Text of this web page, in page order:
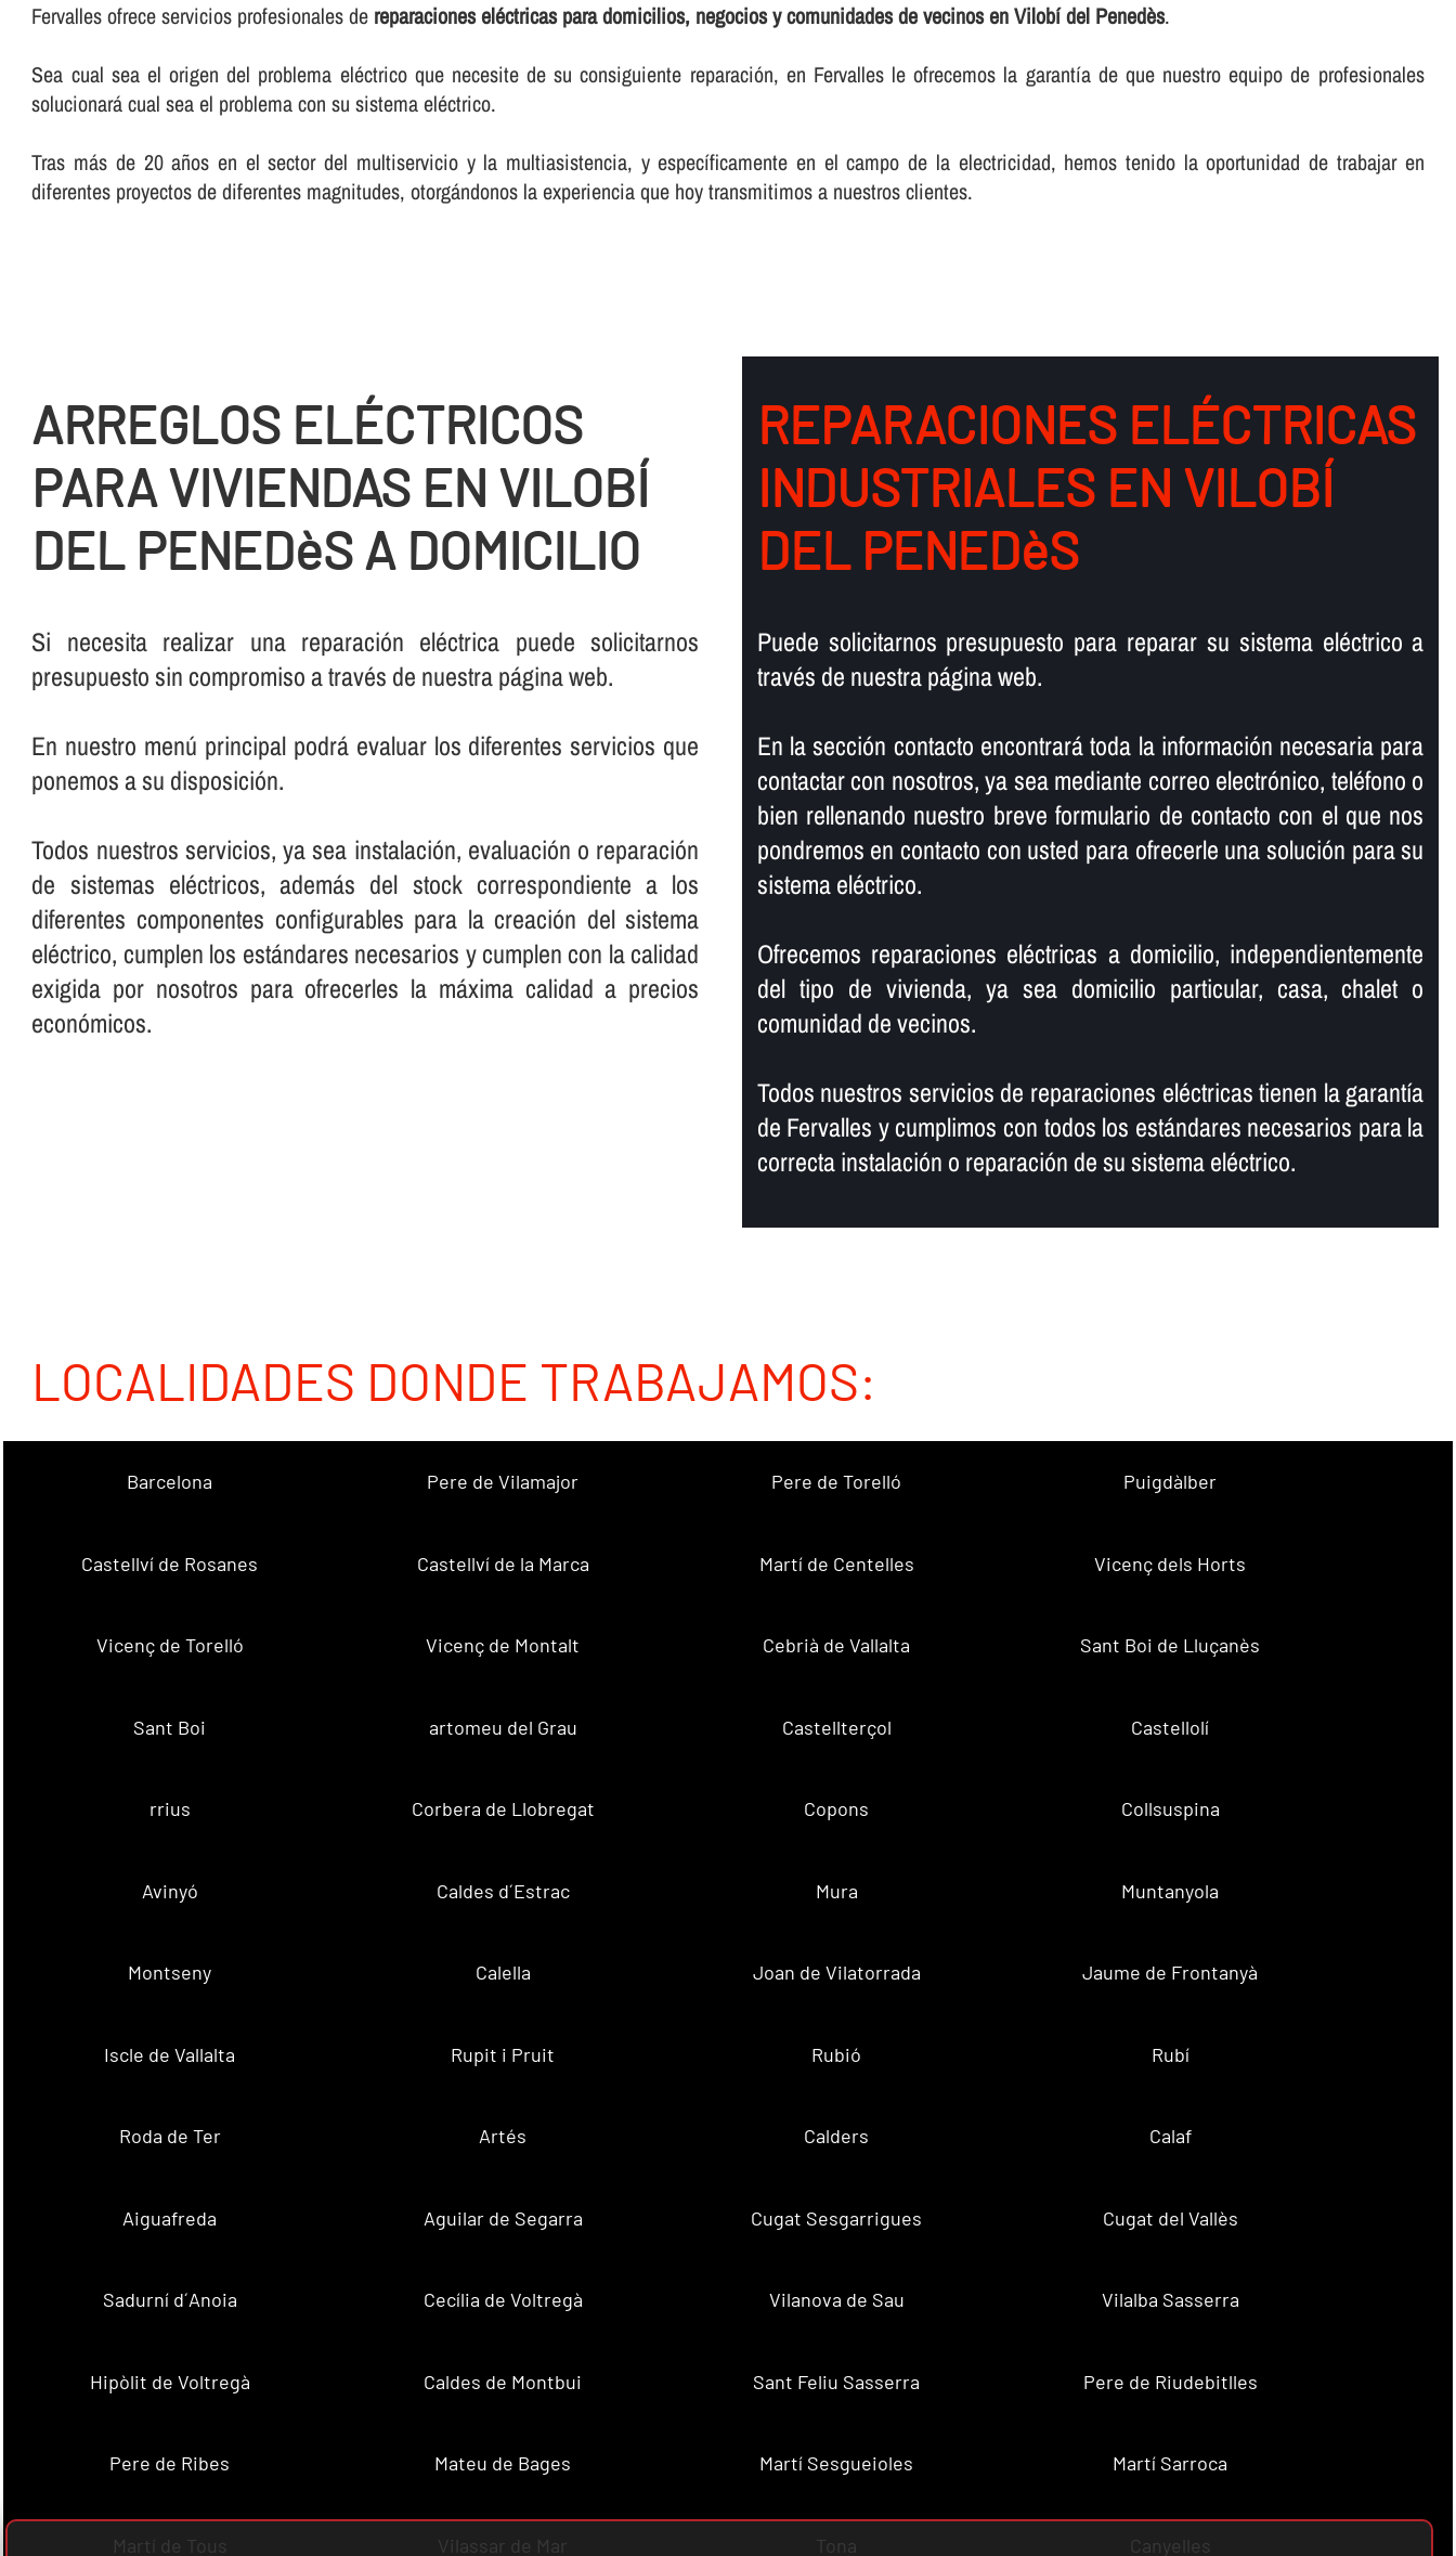
Fervalles ofrece servicios profesionales de reparaciones eléctricas para domicilios, negocios y comunidades de vecinos en Vilobí del Penedès.
Sea cual sea el origen del problema eléctrico que necesite de su consiguiente reparación, en Fervalles le ofrecemos la garantí­a de que nuestro equipo de profesionales
solucionará cual sea el problema con su sistema eléctrico.
Tras más de 20 años en el sector del multiservicio y la multiasistencia, y especí­ficamente en el campo de la electricidad, hemos tenido la oportunidad de trabajar en
diferentes proyectos de diferentes magnitudes, otorgándonos la experiencia que hoy transmitimos a nuestros clientes.
ARREGLOS ELÉCTRICOS
PARA VIVIENDAS EN VILOBÍ
DEL PENEDèS A DOMICILIO
Si necesita realizar una reparación eléctrica puede solicitarnos
presupuesto sin compromiso a través de nuestra página web.
En nuestro menú principal podrá evaluar los diferentes servicios que
ponemos a su disposición.
Todos nuestros servicios, ya sea instalación, evaluación o reparación
de sistemas eléctricos, además del stock correspondiente a los
diferentes componentes configurables para la creación del sistema
eléctrico, cumplen los estándares necesarios y cumplen con la calidad
exigida por nosotros para ofrecerles la máxima calidad a precios
económicos.
REPARACIONES ELÉCTRICAS
INDUSTRIALES EN VILOBÍ
DEL PENEDèS
Puede solicitarnos presupuesto para reparar su sistema eléctrico a
través de nuestra página web.
En la sección contacto encontrará toda la información necesaria para
contactar con nosotros, ya sea mediante correo electrónico, teléfono o
bien rellenando nuestro breve formulario de contacto con el que nos
pondremos en contacto con usted para ofrecerle una solución para su
sistema eléctrico.
Ofrecemos reparaciones eléctricas a domicilio, independientemente
del tipo de vivienda, ya sea domicilio particular, casa, chalet o
comunidad de vecinos.
Todos nuestros servicios de reparaciones eléctricas tienen la garantí­a
de Fervalles y cumplimos con todos los estándares necesarios para la
correcta instalación o reparación de su sistema eléctrico.
LOCALIDADES DONDE TRABAJAMOS:
Barcelona Pere de Vilamajor Pere de Torelló Puigdàlber
Castellví de Rosanes Castellví de la Marca Martí de Centelles Vicenç dels Horts
Vicenç de Torelló Vicenç de Montalt Cebrià de Vallalta Sant Boi de Lluçanès
Sant Boi artomeu del Grau Castellterçol Castellolí
rrius Corbera de Llobregat Copons Collsuspina
Avinyó Caldes d´Estrac Mura Muntanyola
Montseny Calella Joan de Vilatorrada Jaume de Frontanyà
Iscle de Vallalta Rupit i Pruit Rubió Rubí
Roda de Ter Artés Calders Calaf
Aiguafreda Aguilar de Segarra Cugat Sesgarrigues Cugat del Vallès
Sadurní d´Anoia Cecília de Voltregà Vilanova de Sau Vilalba Sasserra
Hipòlit de Voltregà Caldes de Montbui Sant Feliu Sasserra Pere de Riudebitlles
Pere de Ribes Mateu de Bages Martí Sesgueioles Martí Sarroca
Martí de Tous Vilassar de Mar Tona Canyelles